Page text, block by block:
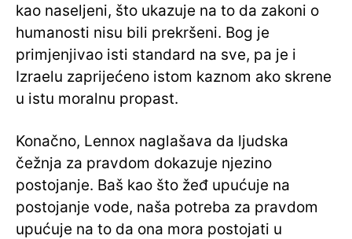
kao naseljeni, što ukazuje na to da zakoni o
humanosti nisu bili prekršeni. Bog je
primjenjivao isti standard na sve, pa je i
Izraelu zaprijećeno istom kaznom ako skrene
u istu moralnu propast.
Konačno, Lennox naglašava da ljudska
čežnja za pravdom dokazuje njezino
postojanje. Baš kao što žeđ upućuje na
postojanje vode, naša potreba za pravdom
upućuje na to da ona mora postojati u